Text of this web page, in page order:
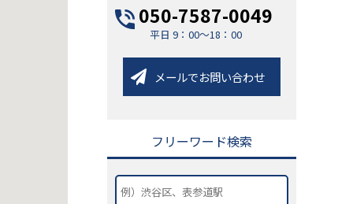
050-7587-0049
平日 9：00～18：00
メールでお問い合わせ
フリーワード検索